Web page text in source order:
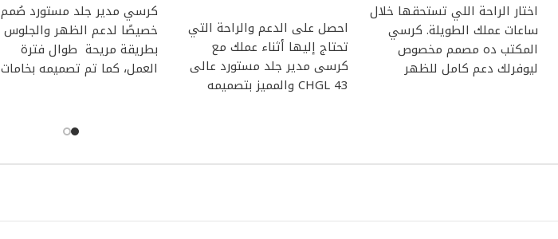
اختار الراحة اللي تستحقها خلال
ساعات عملك الطويلة. كرسي
المكتب ده مصمم مخصوص
ليوفرلك دعم كامل للظهر
احصل على الدعم والراحة التي
تحتاج إليها أثناء عملك مع
كرسى مدير جلد مستورد عالى
CHGL 43 والمميز بتصميمه
كرسي مدير جلد مستورد صُمم
خصيصًا لدعم الظهر والجلوس
بطريقة مريحة طوال فترة
العمل، كما تم تصميمه بخامات